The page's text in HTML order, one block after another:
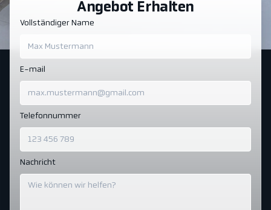
Angebot Erhalten
Vollständiger Name
E-mail
Telefonnummer
Nachricht